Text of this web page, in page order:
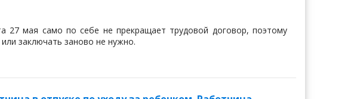
27 мая само по себе не прекращает трудовой договор, поэтому
заключать заново не нужно.